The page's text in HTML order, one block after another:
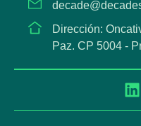
Dirección:
Paz. CP 5004 -